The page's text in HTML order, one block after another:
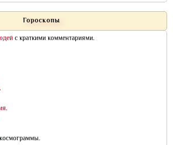
Гороскопы
с краткими комментариями.
.
.